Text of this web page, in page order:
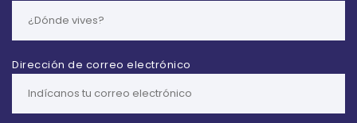
Dirección de correo electrónico